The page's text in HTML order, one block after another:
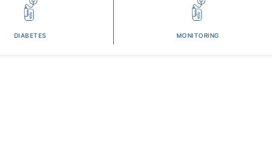
DIABETES MONITORING